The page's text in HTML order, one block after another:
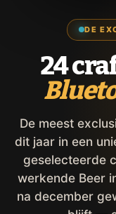
DE
24
De meest
dit jaar in een
geselecteerde
werkende Beer
na december